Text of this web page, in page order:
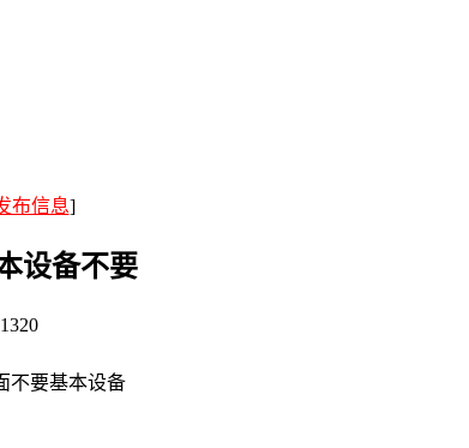
布信息]
设备不要
不要基本设备